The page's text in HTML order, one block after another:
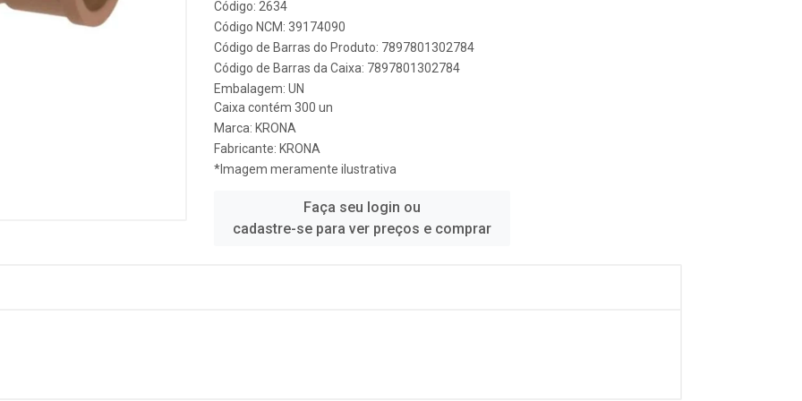
Código: 2634
Código NCM: 39174090
Código de Barras do Produto: 7897801302784
Código de Barras da Caixa: 7897801302784
Embalagem: UN
Caixa contém 300 un
Marca: KRONA
Fabricante: KRONA
*Imagem meramente ilustrativa
Faça seu login ou
cadastre-se para ver preços e comprar